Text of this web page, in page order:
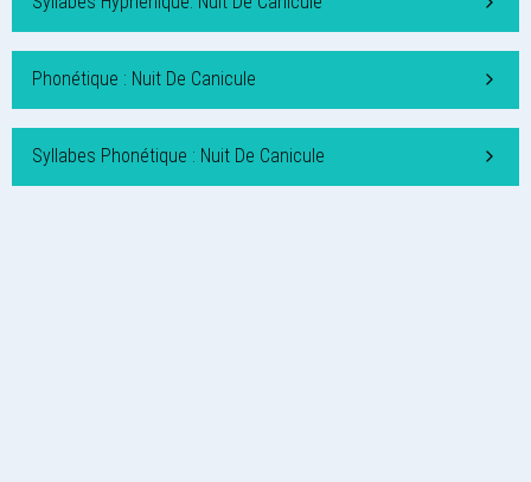
Phonétique : Nuit De Canicule
Syllabes Phonétique : Nuit De Canicule